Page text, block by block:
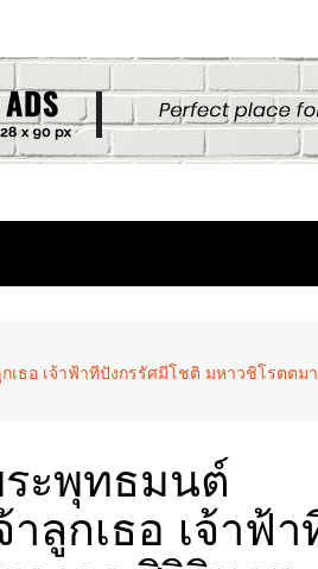
ธอ เจ้าฟ้าทีปังกรรัศมีโชติ มหาวชิโรตต
ะพุทธมนต์
าลูกเธอ เจ้าฟ้า